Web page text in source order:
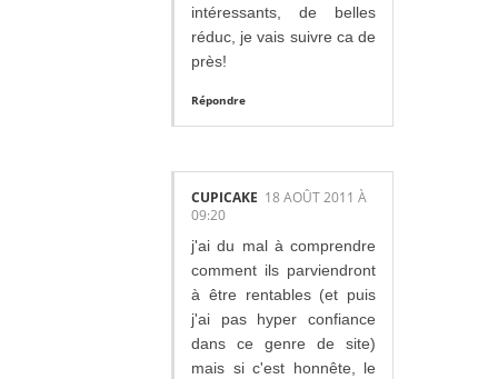
intéressants, de belles
réduc, je vais suivre ca de
près!
Répondre
CUPICAKE 18 AOÛT 2011 À
09:20
j'ai du mal à comprendre
comment ils parviendront
à être rentables (et puis
j'ai pas hyper confiance
dans ce genre de site)
mais si c'est honnête, le